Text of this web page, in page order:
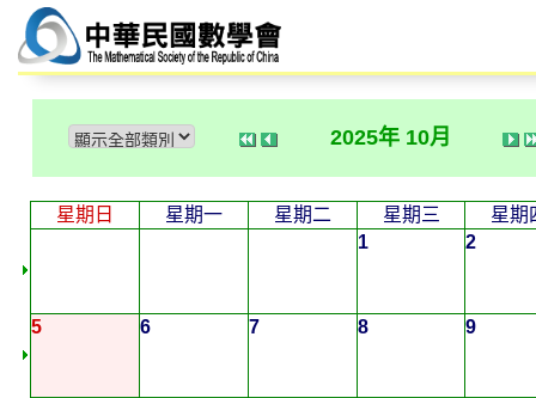
2025年 10月
星期日 星期一 星期二 星期三
星期
1
2
5 6 7 8 9